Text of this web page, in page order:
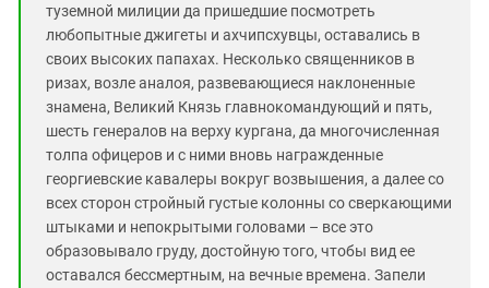
туземной милиции да пришедшие посмотреть
любопытные джигеты и ахчипсхувцы, оставались в
своих высоких папахах. Несколько священников в
ризах, возле аналоя, развевающиеся наклоненные
знамена, Великий Князь главнокомандующий и пять,
шесть генералов на верху кургана, да многочисленная
толпа офицеров и с ними вновь награжденные
георгиевские кавалеры вокруг возвышения, а далее со
всех сторон стройный густые колонны со сверкающими
штыками и непокрытыми головами – все это
образовывало груду, достойную того, чтобы вид ее
оставался бессмертным, на вечные времена. Запели